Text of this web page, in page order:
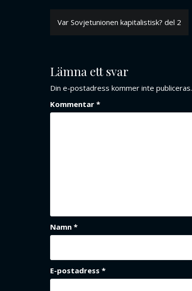
Inläggsnavigering
Var Sovjetunionen kapitalistisk? del 2
Lämna ett svar
Din e-postadress kommer inte publiceras.
Kommentar *
Namn *
E-postadress *